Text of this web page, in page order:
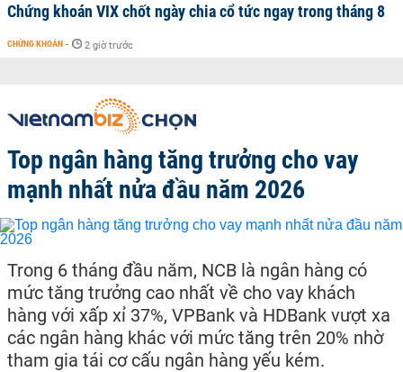
Chứng khoán VIX chốt ngày chia cổ tức ngay trong tháng 8
CHỨNG KHOÁN - 2 giờ trước
Top ngân hàng tăng trưởng cho vay
mạnh nhất nửa đầu năm 2026
Trong 6 tháng đầu năm, NCB là ngân hàng có
mức tăng trưởng cao nhất về cho vay khách
hàng với xấp xỉ 37%, VPBank và HDBank vượt xa
các ngân hàng khác với mức tăng trên 20% nhờ
tham gia tái cơ cấu ngân hàng yếu kém.